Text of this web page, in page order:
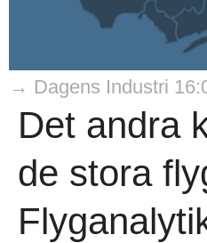
→ Dagens Industri
Det andra
de stora